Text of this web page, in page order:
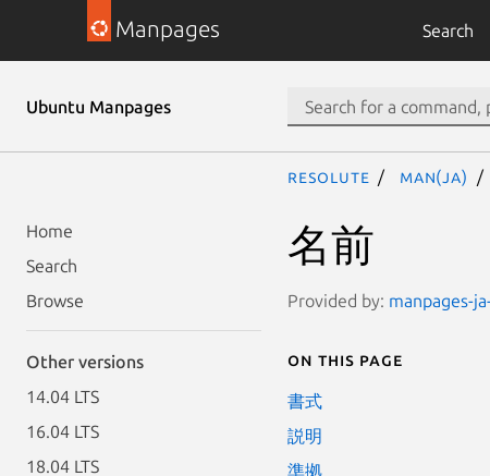
Manpages Search
Ubuntu Manpages
Home
Search
Browse
Other versions
14.04 LTS
16.04 LTS
18.04 LTS
resolute man(ja)
名前
Provided by: manpages-
On this page
書式
説明
準拠